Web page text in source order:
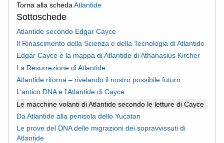
Torna alla scheda Atlantide
Sottoschede
Atlantide secondo Edgar Cayce
Il Rinascimento della Scienza e della Tecnologia di Atlantide
Edgar Cayce e la mappa di Atlantide di Athanasius Kircher
La Resurrezione di Atlantide
Atlantide ritorna – rivelando il nostro possibile futuro
L’antico DNA e l’Atlantide di Cayce
Le macchine volanti di Atlantide secondo le letture di Cayce
Da Atlantide alla penisola dello Yucatan
Le prove del DNA delle migrazioni dei sopravvissuti di
Atlantide